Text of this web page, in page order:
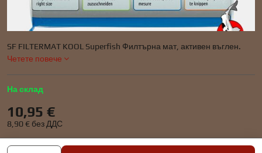
SF FILTERMAT KOOL Superfish Филтърна мат, активен въглен.
Четете повече
На склад
10,95 €
8,90 € без ДДС